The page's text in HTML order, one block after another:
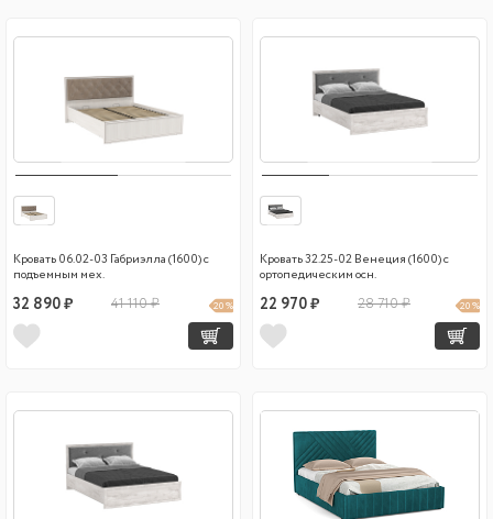
Кровать 06.02-03 Габриэлла (1600) с
подъемным мех.
32 890 ₽ 41 110 ₽ 20 %
Кровать 32.25-02 Венеция (1600) с
ортопедическим осн.
22 970 ₽ 28 710 ₽ 20 %